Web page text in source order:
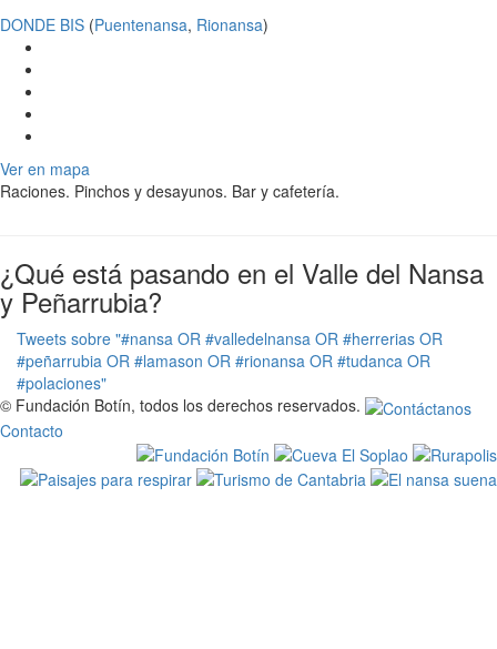
DONDE BIS (Puentenansa, Rionansa)
Ver en mapa
Raciones. Pinchos y desayunos. Bar y cafetería.
¿Qué está pasando en el Valle del Nansa
y Peñarrubia?
Tweets sobre "#nansa OR #valledelnansa OR #herrerias OR
#peñarrubia OR #lamason OR #rionansa OR #tudanca OR
#polaciones"
© Fundación Botín, todos los derechos reservados.
Contacto